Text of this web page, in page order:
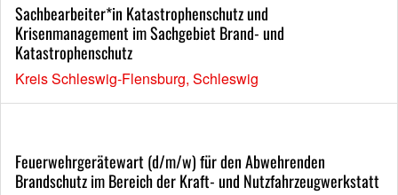
Sachbearbeiter*in Katastrophenschutz und
Krisenmanagement im Sachgebiet Brand- und
Katastrophenschutz
Kreis Schleswig-Flensburg, Schleswig
Feuerwehrgerätewart (d/m/w) für den Abwehrenden
Brandschutz im Bereich der Kraft- und Nutzfahrzeugwerkstatt